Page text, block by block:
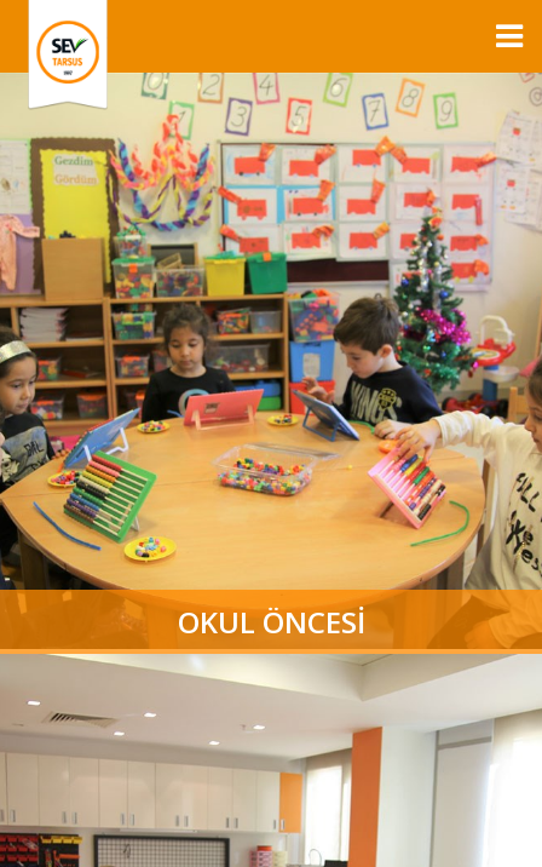
OKUL ÖNCESİ